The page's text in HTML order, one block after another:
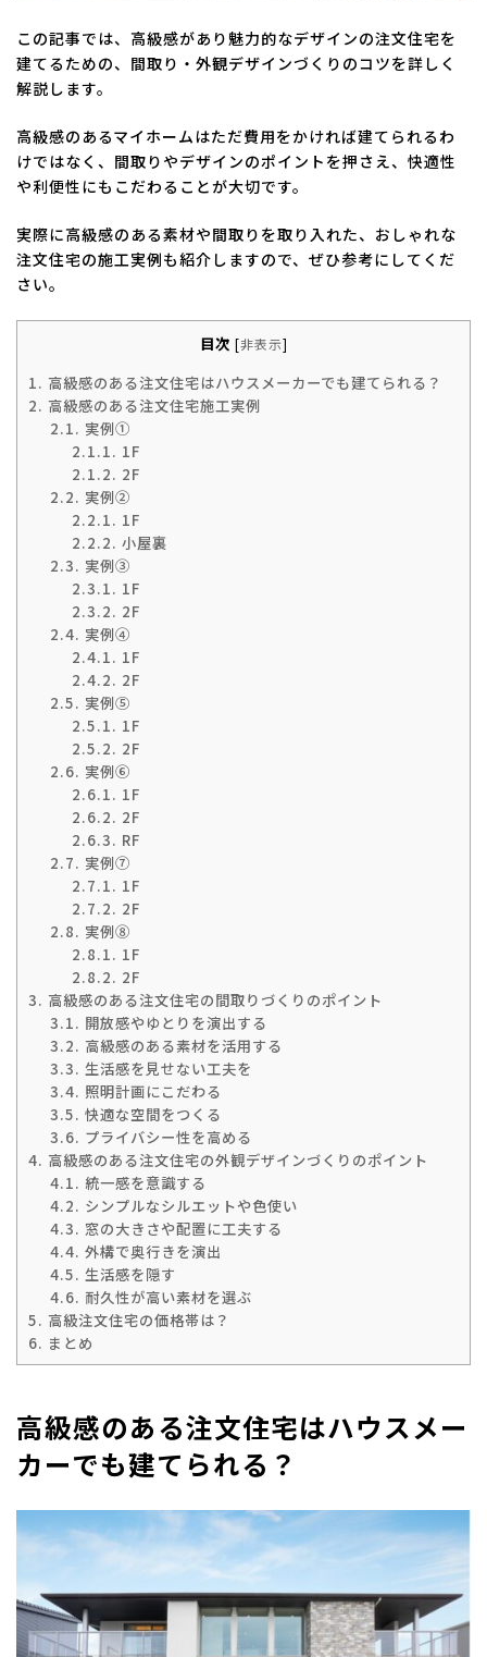
この記事では、高級感があり魅力的なデザインの注文住宅を
建てるための、間取り・外観デザインづくりのコツを詳しく
解説します。
高級感のあるマイホームはただ費用をかければ建てられるわ
けではなく、間取りやデザインのポイントを押さえ、快適性
や利便性にもこだわることが大切です。
実際に高級感のある素材や間取りを取り入れた、おしゃれな
注文住宅の施工実例も紹介しますので、ぜひ参考にしてくだ
さい。
目次 [非表示]
1. 高級感のある注文住宅はハウスメーカーでも建てられる？
2. 高級感のある注文住宅施工実例
2.1. 実例①
2.1.1. 1F
2.1.2. 2F
2.2. 実例②
2.2.1. 1F
2.2.2. 小屋裏
2.3. 実例③
2.3.1. 1F
2.3.2. 2F
2.4. 実例④
2.4.1. 1F
2.4.2. 2F
2.5. 実例⑤
2.5.1. 1F
2.5.2. 2F
2.6. 実例⑥
2.6.1. 1F
2.6.2. 2F
2.6.3. RF
2.7. 実例⑦
2.7.1. 1F
2.7.2. 2F
2.8. 実例⑧
2.8.1. 1F
2.8.2. 2F
3. 高級感のある注文住宅の間取りづくりのポイント
3.1. 開放感やゆとりを演出する
3.2. 高級感のある素材を活用する
3.3. 生活感を見せない工夫を
3.4. 照明計画にこだわる
3.5. 快適な空間をつくる
3.6. プライバシー性を高める
4. 高級感のある注文住宅の外観デザインづくりのポイント
4.1. 統一感を意識する
4.2. シンプルなシルエットや色使い
4.3. 窓の大きさや配置に工夫する
4.4. 外構で奥行きを演出
4.5. 生活感を隠す
4.6. 耐久性が高い素材を選ぶ
5. 高級注文住宅の価格帯は？
6. まとめ
高級感のある注文住宅はハウスメー
カーでも建てられる？